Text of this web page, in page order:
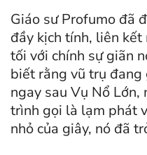
Giáo sư Profumo đã
đầy kịch tính, liên
tối với chính sự giãn
biết rằng vũ trụ đang
ngay sau Vụ Nổ
trình gọi là lạm phát
nhỏ của giây, nó đã